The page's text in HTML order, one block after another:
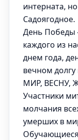
интерната,
Садоягодное.
День Победы
каждого из
днем года,
вечном
МИР, ВЕСНУ,
Участники
молчания
умерших в
Обучающиеся